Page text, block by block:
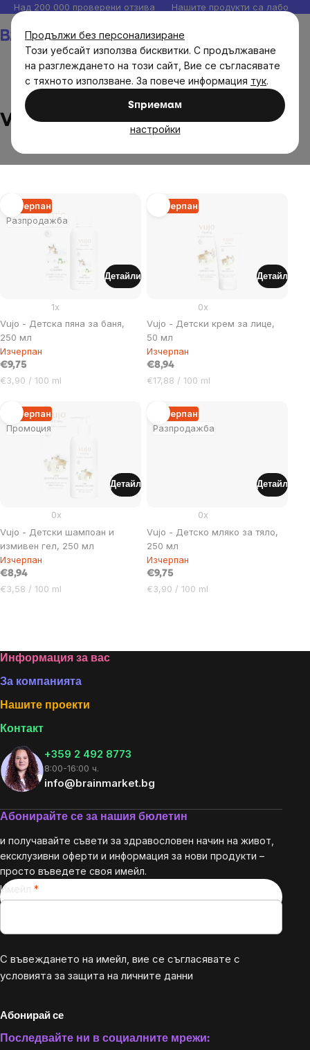
Продължи без персонализиране
Този уебсайт използва бисквитки. С продължаване
на разглеждането на този сайт, Вие се съгласявате
с тяхното използване. За повече информация тук.
Sпpиeмaм
настройки
Прескочи
към
съдържанието
Над 200 000 проверени отзива Нашите продукти са
Vujo
List
of
products
Разпродажба
Изчерпан
Vujo - Детска пяна за баня,
250 мл
1x
Изчерпан
€9,75
Цена
мярка:
€3,90 / 100 ml
Детайли
Изчерпан
Vujo - Детски крем за лице,
50 мл
0x
Изчерпан
€8,94
Цена
мярка:
€17,88 / 100 ml
Детайл
Промоция
Изчерпан
Vujo - Детски шампоан и
измивен гел, 250 мл
0x
Изчерпан
€8,94
Цена
€3,58 / 100 ml
Детайл
Разпродажба
Изчерпан
Vujo - Детско мляко за тяло,
250 мл
0x
Изчерпан
€9,75
Цена
€3,90 / 100 ml
Детайл
controls
Footer
Информация за вас
За компанията
Нашите проекти
Контакт
+359 2 492 8773
8:00-16:00 ч.
info@brainmarket.bg
Абонирайте се за нашия бюлетин
и получавайте съвети за здравословен начин на живот,
ексклузивни оферти и информация за нови продукти –
просто въведете своя имейл.
Имейл
С въвеждането на имейл, вие се съгласявате с
условията за защита на личните данни
Абонирай се
Последвайте ни в социалните мрежи: